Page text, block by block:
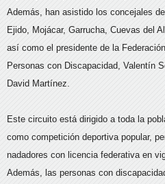
Además, han asistido los concejales
Ejido, Mojácar, Garrucha, Cuevas del
así como el presidente de la
Personas con Discapacidad, Valentín
David Martínez.
Este circuito está dirigido a toda la
como competición deportiva popular,
nadadores con licencia federativa en
Además, las personas con